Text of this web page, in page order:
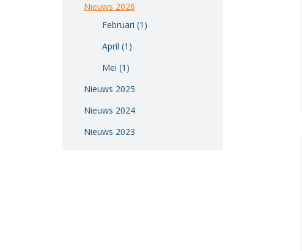
Nieuws 2026
Februari (1)
April (1)
Mei (1)
Nieuws 2025
Nieuws 2024
Nieuws 2023